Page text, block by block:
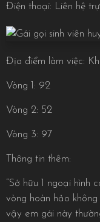
Điện thoại: Liên hệ
Địa điểm làm việc:
Vòng 1: 92
Vòng 2: 52
Vòng 3: 97
Thông tin thêm:
“Sở hữu 1 ngoại hình
vòng hoàn hảo
vậy em gái này